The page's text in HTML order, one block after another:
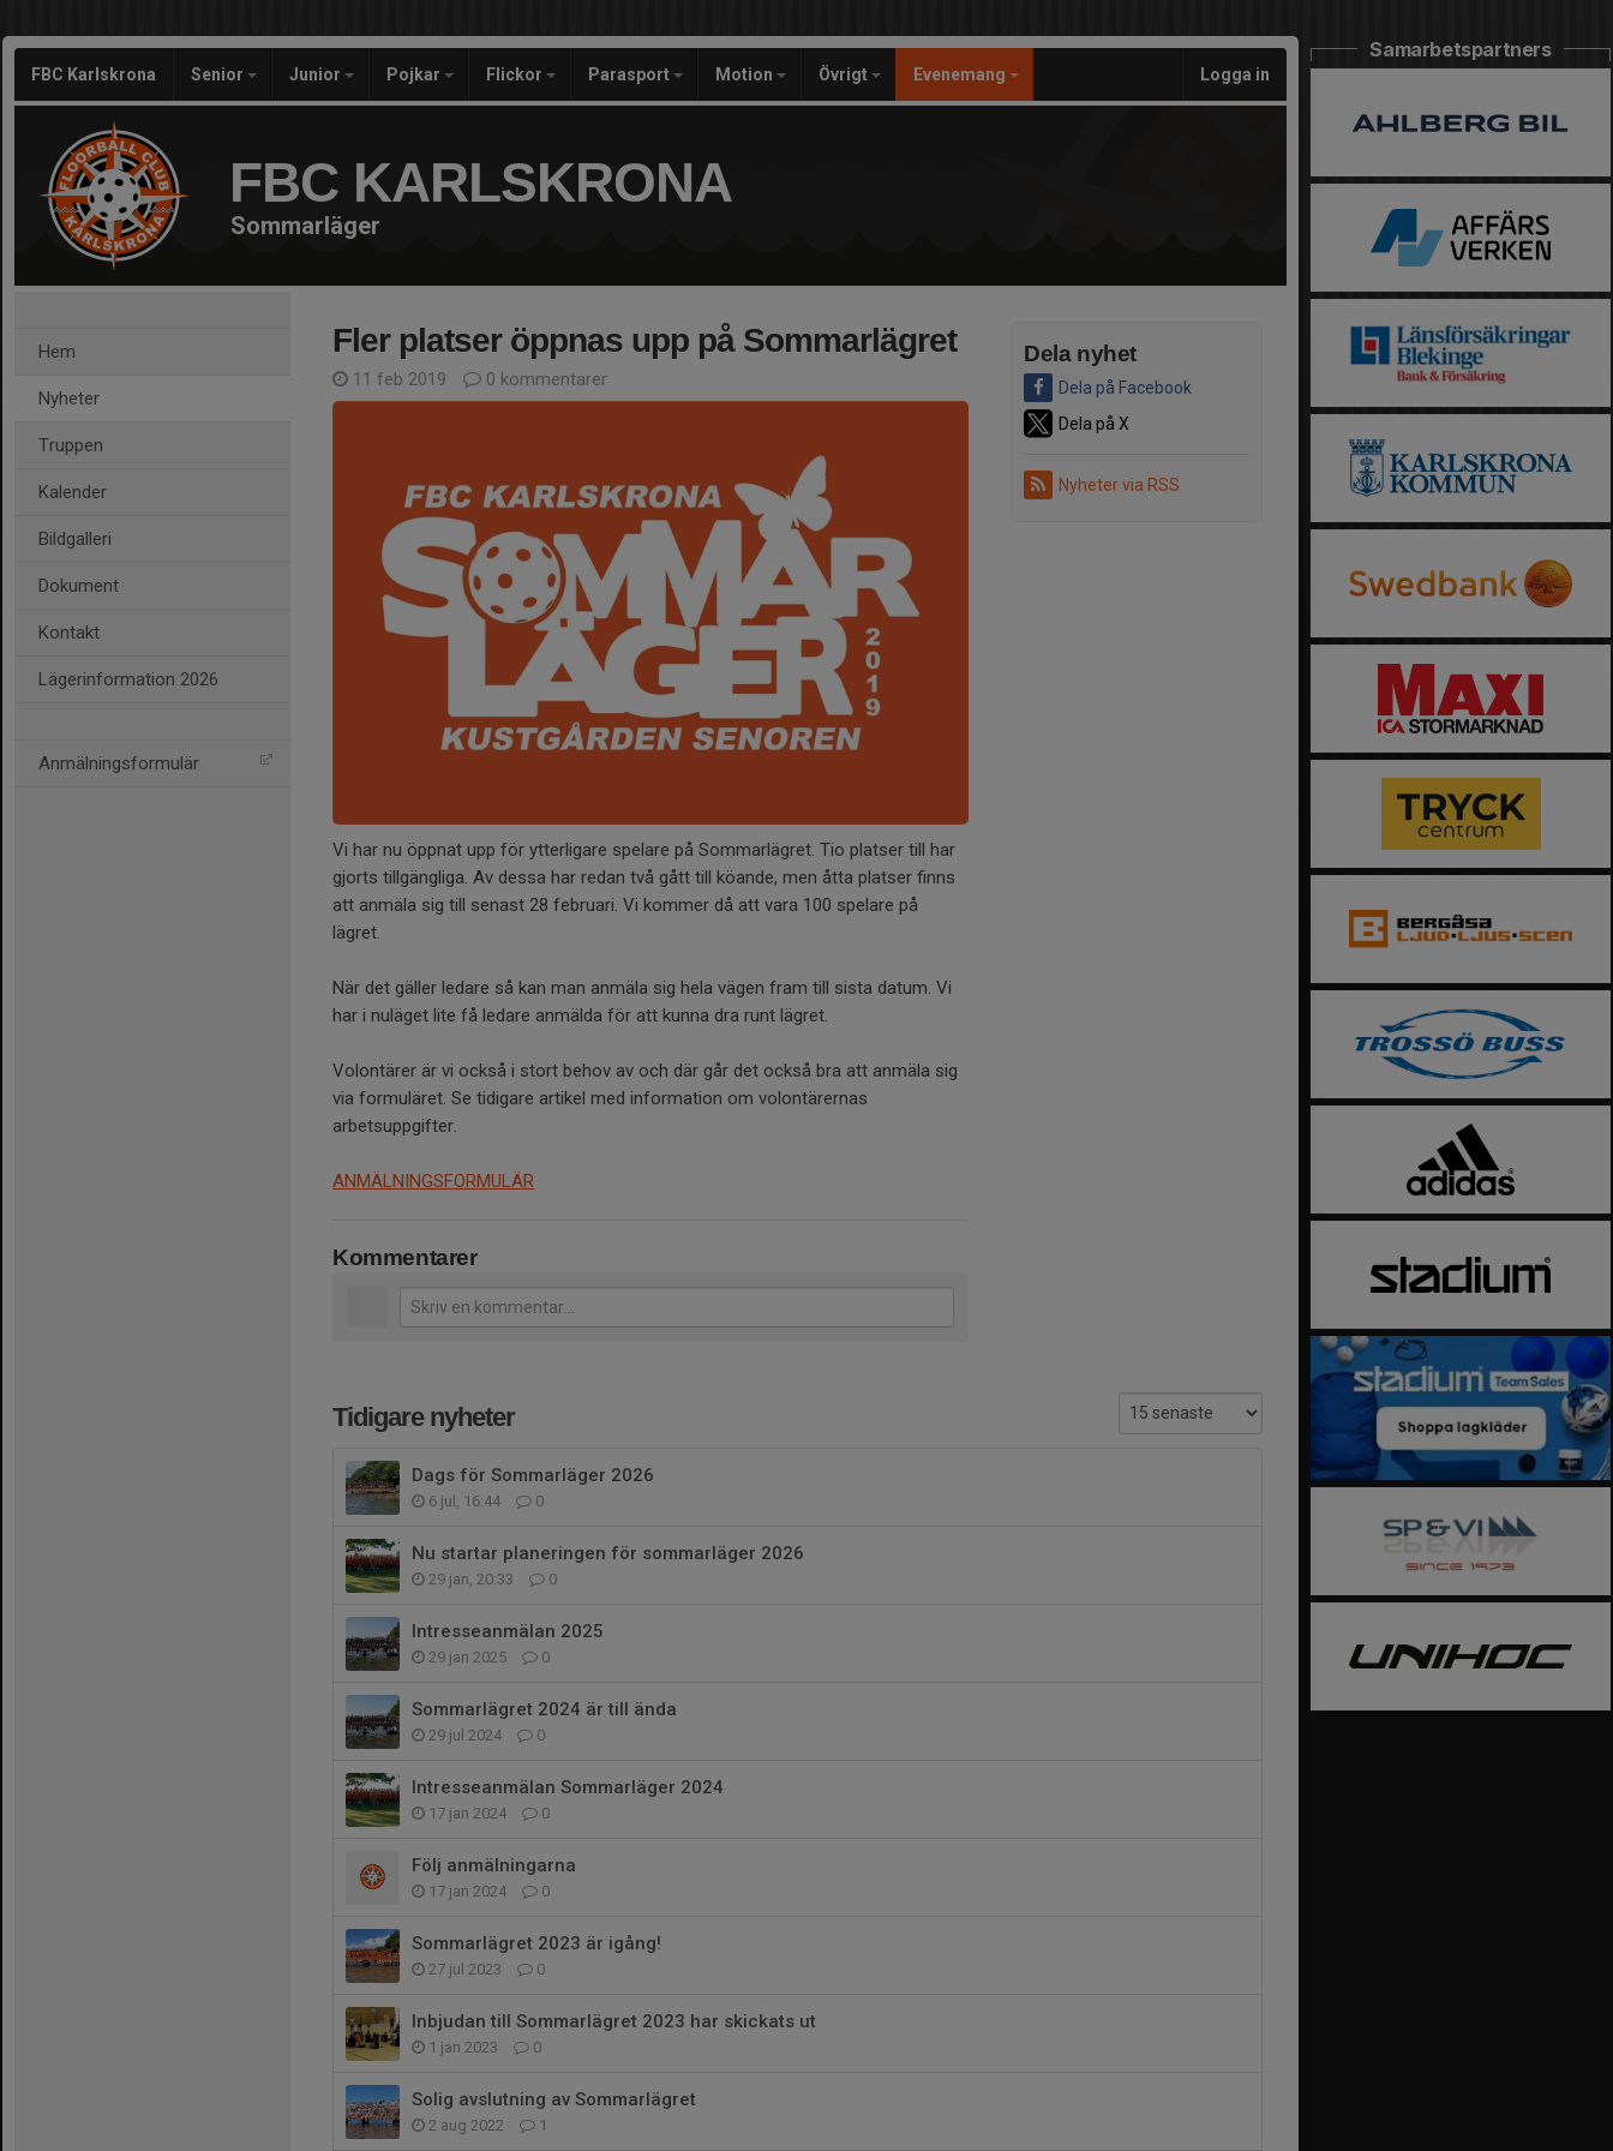
FBC Karlskrona Senior Junior Pojkar Flickor Parasport Motion Övrigt Evenemang Logga in
FBC KARLSKRONA
Sommarläger
Hem
Nyheter
Truppen
Kalender
Bildgalleri
Dokument
Kontakt
Lägerinformation 2026
Anmälningsformulär
Dela nyhet
Dela på Facebook
Dela på X
Nyheter via RSS
Fler platser öppnas upp på Sommarlägret
11 feb 2019 0 kommentarer
Vi har nu öppnat upp för ytterligare spelare på Sommarlägret. Tio platser till har
gjorts tillgängliga. Av dessa har redan två gått till köande, men åtta platser finns
att anmäla sig till senast 28 februari. Vi kommer då att vara 100 spelare på
lägret.
När det gäller ledare så kan man anmäla sig hela vägen fram till sista datum. Vi
har i nuläget lite få ledare anmälda för att kunna dra runt lägret.
Volontärer är vi också i stort behov av och där går det också bra att anmäla sig
via formuläret. Se tidigare artikel med information om volontärernas
arbetsuppgifter.
ANMÄLNINGSFORMULÄR
Kommentarer
Tidigare nyheter
Dags för Sommarläger 2026
6 jul, 16:44 0
Nu startar planeringen för sommarläger 2026
29 jan, 20:33 0
Intresseanmälan 2025
29 jan 2025 0
Sommarlägret 2024 är till ända
29 jul 2024 0
Intresseanmälan Sommarläger 2024
17 jan 2024 0
Följ anmälningarna
17 jan 2024 0
Sommarlägret 2023 är igång!
27 jul 2023 0
Inbjudan till Sommarlägret 2023 har skickats ut
1 jan 2023 0
Solig avslutning av Sommarlägret
2 aug 2022 1
Samarbetspartners